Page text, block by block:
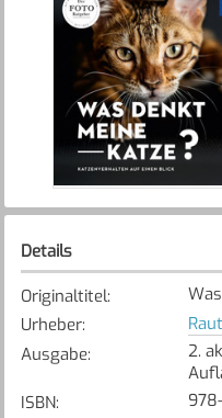
Details
Originaltitel:
Urheber:
Ausgabe:
2.
ISBN: